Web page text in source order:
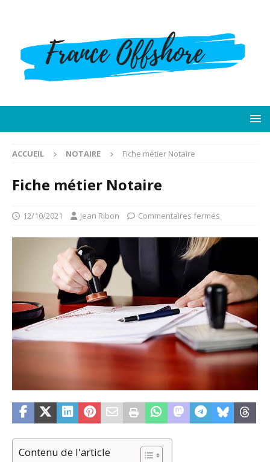
ACCUEIL NOTAIRE Fiche métier Notaire
Fiche métier Notaire
12/10/2021 Jean Ribon Commentaires fermés
Contenu de l'article